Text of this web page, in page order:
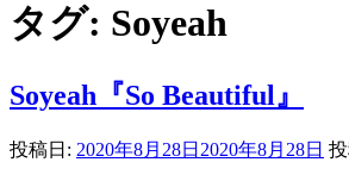
タグ: Soyeah
Soyeah『So Beautiful』
投稿日: 2020年8月28日 2020年8月28日